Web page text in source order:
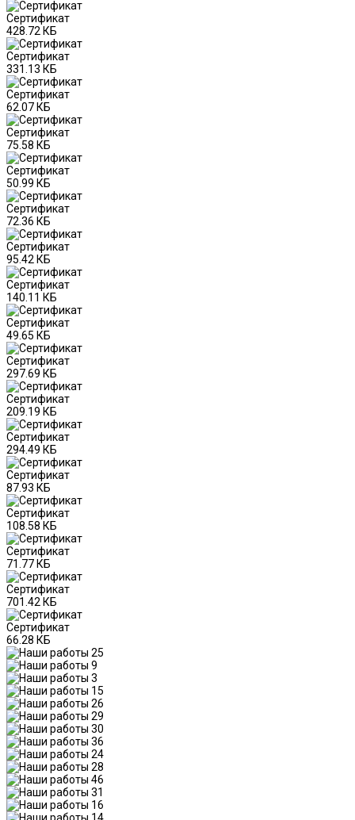
Сертификат
428.72 КБ
Сертификат
331.13 КБ
Сертификат
62.07 КБ
Сертификат
75.58 КБ
Сертификат
50.99 КБ
Сертификат
72.36 КБ
Сертификат
95.42 КБ
Сертификат
140.11 КБ
Сертификат
49.65 КБ
Сертификат
297.69 КБ
Сертификат
209.19 КБ
Сертификат
294.49 КБ
Сертификат
87.93 КБ
Сертификат
108.58 КБ
Сертификат
71.77 КБ
Сертификат
701.42 КБ
Сертификат
66.28 КБ